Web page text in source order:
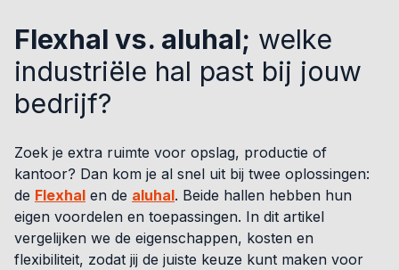
Flexhal vs. aluhal; welke
industriële hal past bij jouw
bedrijf?
Zoek je extra ruimte voor opslag, productie of
kantoor? Dan kom je al snel uit bij twee oplossingen:
de Flexhal en de aluhal. Beide hallen hebben hun
eigen voordelen en toepassingen. In dit artikel
vergelijken we de eigenschappen, kosten en
flexibiliteit, zodat jij de juiste keuze kunt maken voor